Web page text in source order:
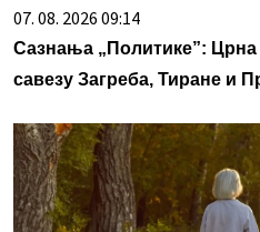
07. 08. 2026 09:14
Сазнања „Политике”: Црна
савезу Загреба, Тиране и